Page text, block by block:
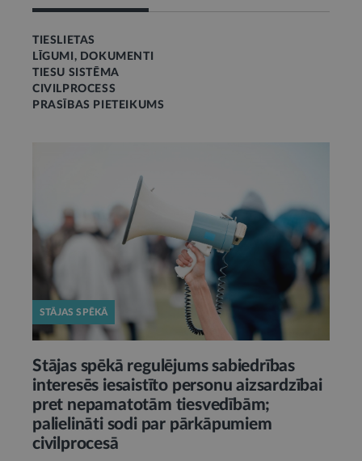
TIESLIETAS
LĪGUMI, DOKUMENTI
TIESU SISTĒMA
CIVILPROCESS
PRASĪBAS PIETEIKUMS
STĀJAS SPĒKĀ
Stājas spēkā regulējums sabiedrības
interesēs iesaistīto personu aizsardzībai
pret nepamatotām tiesvedībām;
palielināti sodi par pārkāpumiem
civilprocesā